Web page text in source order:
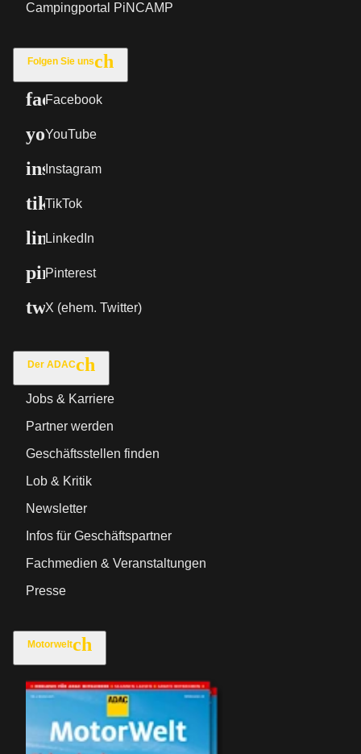
Campingportal PiNCAMP
Folgen Sie uns
Facebook
YouTube
Instagram
TikTok
LinkedIn
Pinterest
X (ehem. Twitter)
Der ADAC
Jobs & Karriere
Partner werden
Geschäftsstellen finden
Lob & Kritik
Newsletter
Infos für Geschäftspartner
Fachmedien & Veranstaltungen
Presse
Motorwelt